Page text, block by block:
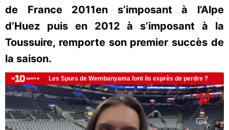
de France 2011en s’imposant à l’Alpe
d’Huez puis en 2012 à s’imposant à la
Toussuire, remporte son premier succès de
la saison.